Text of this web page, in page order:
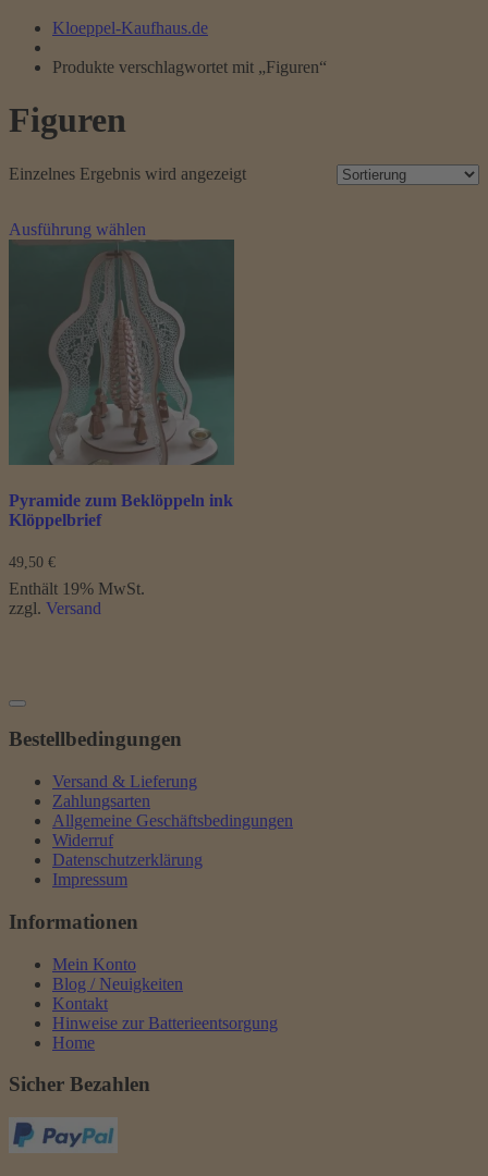
Kloeppel-Kaufhaus.de
Produkte verschlagwortet mit „Figuren“
Figuren
Einzelnes Ergebnis wird angezeigt
Ausführung wählenProdukt
mehrere
Varianten
auf.
Die
Optionen
können
auf
der
Produktseite
gewählt
werden
Pyramide zum Beklöppeln ink
Klöppelbrief
49,50 €
Enthält 19% MwSt.
zzgl. Versand
Bestellbedingungen
Versand & Lieferung
Zahlungsarten
Allgemeine Geschäftsbedingungen
Widerruf
Datenschutzerklärung
Impressum
Informationen
Mein Konto
Blog / Neuigkeiten
Kontakt
Hinweise zur Batterieentsorgung
Home
Sicher Bezahlen